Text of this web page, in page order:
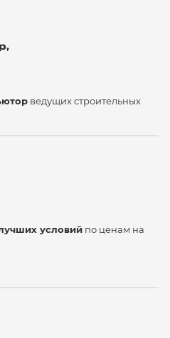
ведущих строительных
условий по ценам на